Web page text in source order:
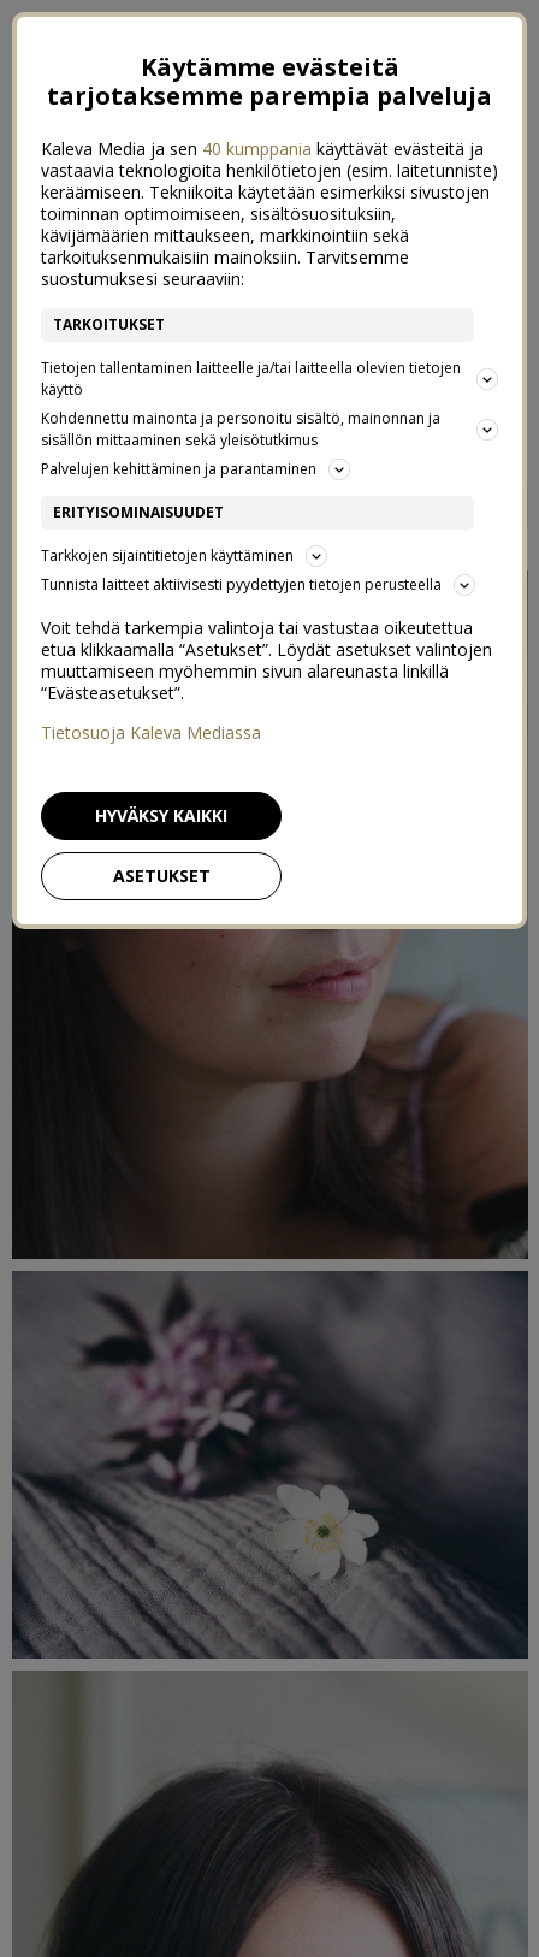
HYVÄSTI VALJU OLO
Käytämme evästeitä
tarjotaksemme parempia palveluja
Kaleva Media ja sen 40 kumppania käyttävät evästeitä ja
vastaavia teknologioita henkilötietojen (esim. laitetunniste)
keräämiseen. Tekniikoita käytetään esimerkiksi sivustojen
toiminnan optimoimiseen, sisältösuosituksiin,
kävijämäärien mittaukseen, markkinointiin sekä
tarkoituksenmukaisiin mainoksiin. Tarvitsemme
suostumuksesi seuraaviin:
TARKOITUKSET
Tietojen tallentaminen laitteelle ja/tai laitteella olevien tietojen
käyttö
Kohdennettu mainonta ja personoitu sisältö, mainonnan ja
sisällön mittaaminen sekä yleisötutkimus
Palvelujen kehittäminen ja parantaminen
ERITYISOMINAISUUDET
Tarkkojen sijaintitietojen käyttäminen
Tunnista laitteet aktiivisesti pyydettyjen tietojen perusteella
Voit tehdä tarkempia valintoja tai vastustaa oikeutettua
etua klikkaamalla “Asetukset”. Löydät asetukset valintojen
muuttamiseen myöhemmin sivun alareunasta linkillä
“Evästeasetukset”.
Tietosuoja Kaleva Mediassa
ASETUKSET
HYVÄKSY KAIKKI